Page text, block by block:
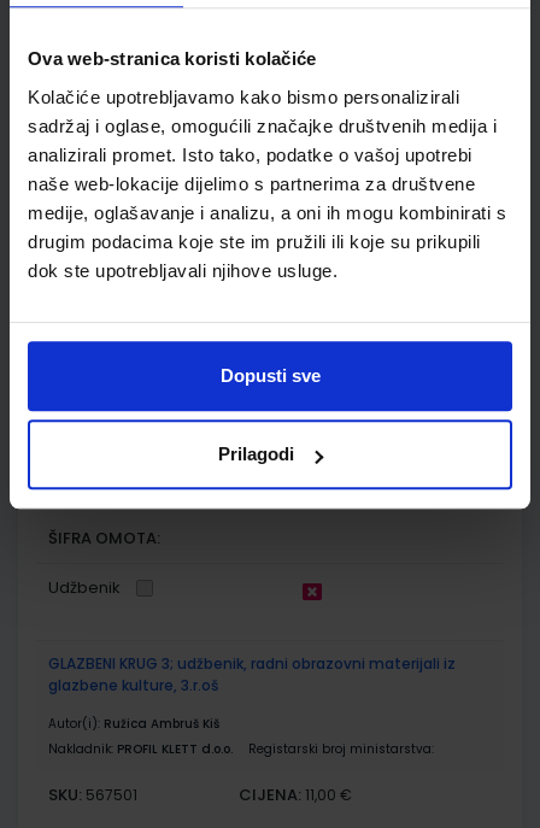
Ova web-stranica koristi kolačiće
Kolačiće upotrebljavamo kako bismo personalizirali
sadržaj i oglase, omogućili značajke društvenih medija i
analizirali promet. Isto tako, podatke o vašoj upotrebi
naše web-lokacije dijelimo s partnerima za društvene
medije, oglašavanje i analizu, a oni ih mogu kombinirati s
drugim podacima koje ste im pružili ili koje su prikupili
dok ste upotrebljavali njihove usluge.
Dopusti sve
Prilagodi
udžbenik za 3. razred osnovne škole
Autor(i): Svoboda Arnautov Škreblin Basta Jelić Kolar
Nakladnik: PROFIL KLETT d.o.o. Registarski broj ministarstva:7163
SKU:567193 CIJENA:6,10 €
ŠIFRA OMOTA: 500159
Udžbenik Omot
PRIRODA I DRUŠTVO 3; nastavni listići iz prirode i društva za
Nakladnik:PROFIL KLETT d.o.o. Registarski broj ministarstva:7162-
SKU:569493 CIJENA:9,00 €
ŠIFRA OMOTA:
Udžbenik
GLAZBENI KRUG 3; udžbenik, radni obrazovni materijali iz
glazbene kulture, 3.r.oš
Autor(i): Ružica Ambruš Kiš
Nakladnik: PROFIL KLETT d.o.o. Registarski broj ministarstva:
SKU: 567501 CIJENA: 11,00 €